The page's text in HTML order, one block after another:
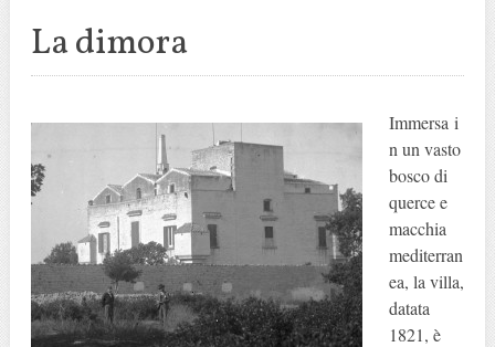
La dimora
Immersa i
n un vasto
bosco di
querce e
macchia
mediterran
ea, la villa,
datata
1821, è